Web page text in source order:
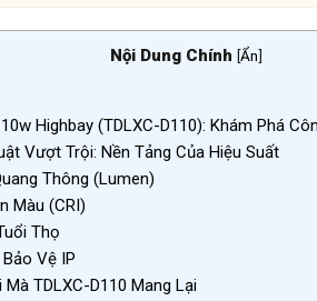
Nội Dung Chính [Ẩn]
Highbay (TDLXC-D110): Khám Phá
Vượt Trội: Nền Tảng Của Hiệu Suất
Thông (Lumen)
Màu (CRI)
Thọ
Vệ IP
TDLXC-D110 Mang Lại